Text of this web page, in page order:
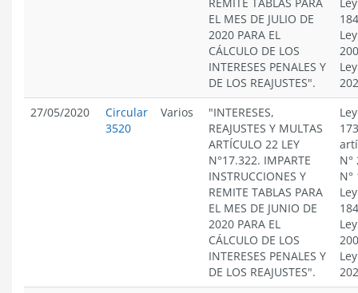
EL MES DE JULIO DE
2020 PARA EL
CÁLCULO DE LOS
INTERESES PENALES Y
DE LOS REAJUSTES".
27/05/2020
Circular
3520
Varios
"INTERESES,
REAJUSTES Y MULTAS
ARTÍCULO 22 LEY
N°17.322. IMPARTE
INSTRUCCIONES Y
REMITE TABLAS PARA
EL MES DE JUNIO DE
2020 PARA EL
CÁLCULO DE LOS
INTERESES PENALES Y
DE LOS REAJUSTES".
N°
N°